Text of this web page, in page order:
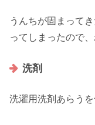
うんちが固まって
ってしまったので
洗剤
洗濯用洗剤あらうを